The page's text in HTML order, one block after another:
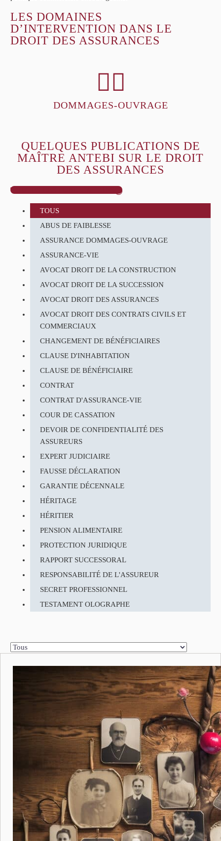
LES DOMAINES
D’INTERVENTION DANS LE
DROIT DES ASSURANCES

DOMMAGES-OUVRAGE
QUELQUES PUBLICATIONS DE
MAÎTRE ANTEBI SUR LE DROIT
DES ASSURANCES
TOUTES LES PUBLICATIONS I
TOUS
ABUS DE FAIBLESSE
ASSURANCE DOMMAGES-OUVRAGE
ASSURANCE-VIE
AVOCAT DROIT DE LA CONSTRUCTION
AVOCAT DROIT DE LA SUCCESSION
AVOCAT DROIT DES ASSURANCES
AVOCAT DROIT DES CONTRATS CIVILS ET
COMMERCIAUX
CHANGEMENT DE BÉNÉFICIAIRES
CLAUSE D'INHABITATION
CLAUSE DE BÉNÉFICIAIRE
CONTRAT
CONTRAT D'ASSURANCE-VIE
COUR DE CASSATION
DEVOIR DE CONFIDENTIALITÉ DES
ASSUREURS
EXPERT JUDICIAIRE
FAUSSE DÉCLARATION
GARANTIE DÉCENNALE
HÉRITAGE
HÉRITIER
PENSION ALIMENTAIRE
PROTECTION JURIDIQUE
RAPPORT SUCCESSORAL
RESPONSABILITÉ DE L'ASSUREUR
SECRET PROFESSIONNEL
TESTAMENT OLOGRAPHE